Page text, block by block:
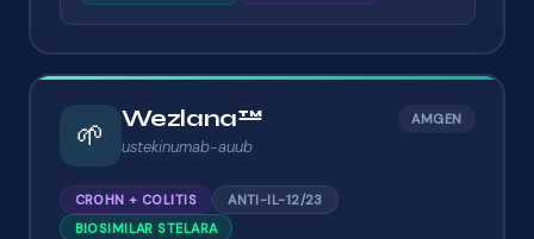
🌱 Wezlana™
ustekinumab-auub
AMGEN
CROHN + COLITIS
ANTI-IL-12/23
BIOSIMILAR STELARA